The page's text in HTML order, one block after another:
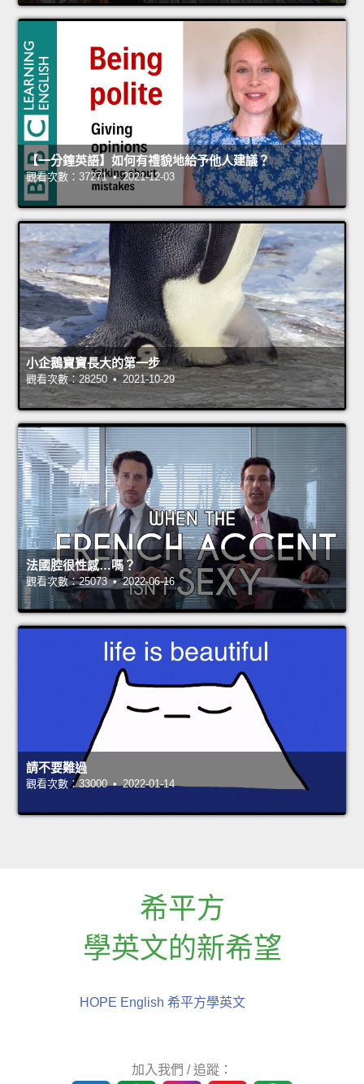
【一分鐘英語】如何有禮貌地給予他人建議？
觀看次數：37271 • 2021-12-03
小企鵝寶寶長大的第一步
觀看次數：28250 • 2021-10-29
法國腔很性感…嗎？
觀看次數：25073 • 2022-06-16
請不要難過
觀看次數：33000 • 2022-01-14
希平方
學英文的新希望
HOPE English 希平方學英文
加入我們 / 追蹤：